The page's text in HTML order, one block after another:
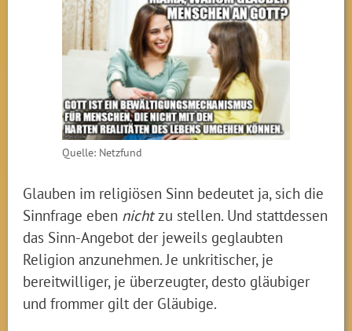
Quelle: Netzfund
Glauben im religiösen Sinn bedeutet ja, sich die
Sinnfrage eben nichtzu stellen. Und stattdessen
das Sinn-Angebot der jeweils geglaubten
Religion anzunehmen. Je unkritischer, je
bereitwilliger, je überzeugter, desto gläubiger
und frommer gilt der Gläubige.